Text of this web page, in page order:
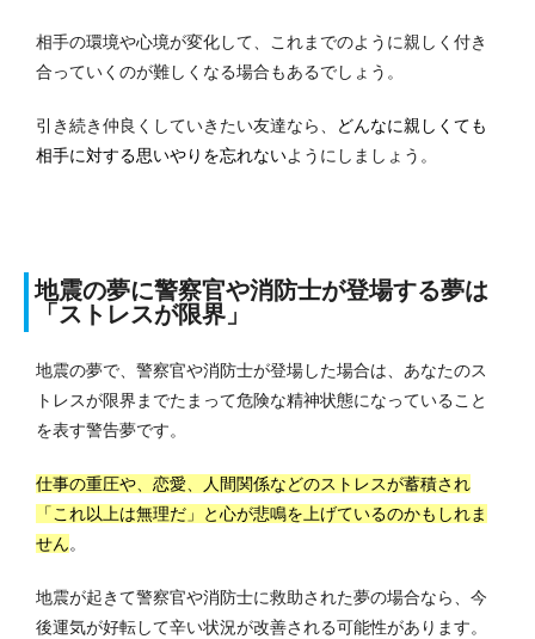
相手の環境や心境が変化して、これまでのように親しく付き
合っていくのが難しくなる場合もあるでしょう。
引き続き仲良くしていきたい友達なら、
どんなに親しくても
相手に対する思いやりを忘れないようにしましょう。
地震の夢に警察官や消防士が登場する夢は
「ストレスが限界」
地震の夢で、警察官や消防士が登場した場合は、あなたのス
トレスが限界までたまって危険な精神状態になっていること
を表す警告夢です。
仕事の重圧や、恋愛、人間関係などのストレスが蓄積され
「これ以上は無理だ」と心が悲鳴を上げているのかもしれま
せん。
地震が起きて警察官や消防士に救助された夢の場合なら、今
後運気が好転して辛い状況が改善される可能性があります。